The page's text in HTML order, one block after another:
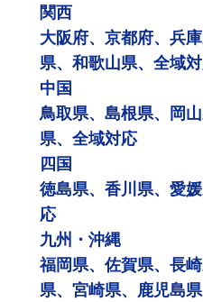
関西
大阪府、京都府、兵
県、和歌山県、全域
中国
鳥取県、島根県、岡
県、全域対応
四国
徳島県、香川県、愛
応
九州・沖縄
福岡県、佐賀県、長
県、宮崎県、鹿児島